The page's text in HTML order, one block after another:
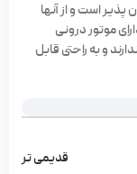
است و از آنها
موتور درونی
و به راحتی قابل
قدیمی تر